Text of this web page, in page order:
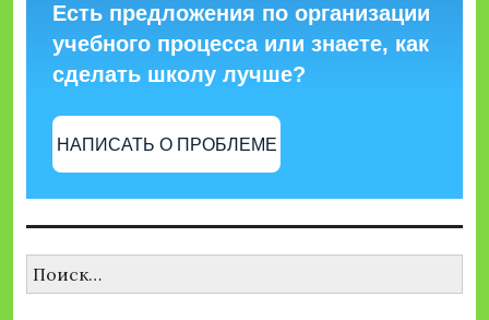
Есть предложения по организации
учебного процесса или знаете, как
сделать школу лучше?
НАПИСАТЬ О ПРОБЛЕМЕ